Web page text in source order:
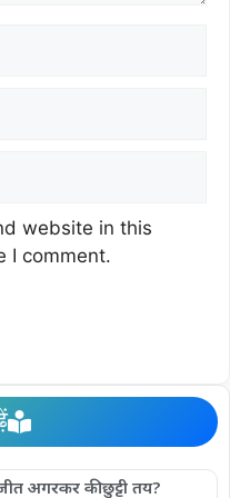
website in this
I comment.
अगरकर की छुट्टी तय?